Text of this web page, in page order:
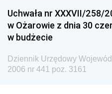
Dziennik Urzędowy
Społecznej
Dziennik Urzędowy
Uchwała nr XXXVII/258/
w Ożarowie z dnia 30
w budżecie
Dziennik Urzędowy
2006 nr 441 poz. 3161